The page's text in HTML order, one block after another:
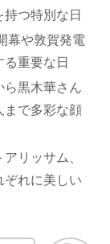
つ特別な日
幕や敦賀発電
重要な日
ら黒木華さん
まで多彩な顔
リッサム、
ぞれに美しい